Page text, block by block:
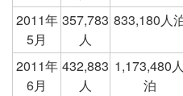
2011年
5月
357,783
人
833,180人
2011年
6月
432,883
人
1,173,480人
泊